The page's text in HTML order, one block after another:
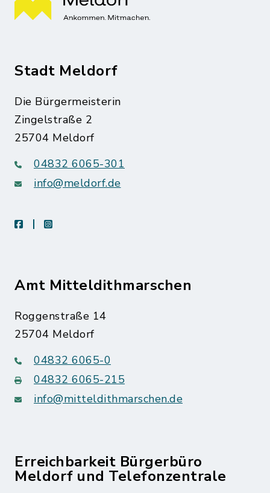
Stadt Meldorf
Die Bürgermeisterin
Zingelstraße 2
25704 Meldorf
04832 6065-301
info@meldorf.de
facebookinstagram
Amt Mitteldithmarschen
Roggenstraße 14
25704 Meldorf
04832 6065-0
04832 6065-215
info@mitteldithmarschen.de
Erreichbarkeit Bürgerbüro
Meldorf und Telefonzentrale